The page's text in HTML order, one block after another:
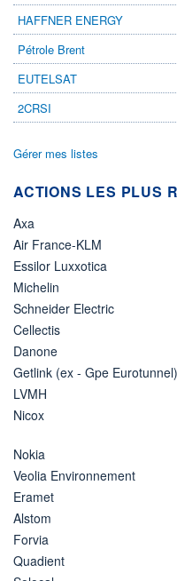
HAFFNER ENERGY
Pétrole Brent
EUTELSAT
2CRSI
Gérer mes listes
ACTIONS LES PLUS
Axa
Air France-KLM
Essilor Luxxotica
Michelin
Schneider Electric
Cellectis
Danone
Getlink (ex - Gpe Eurotunnel)
LVMH
Nicox
Nokia
Veolia Environnement
Eramet
Alstom
Forvia
Quadient